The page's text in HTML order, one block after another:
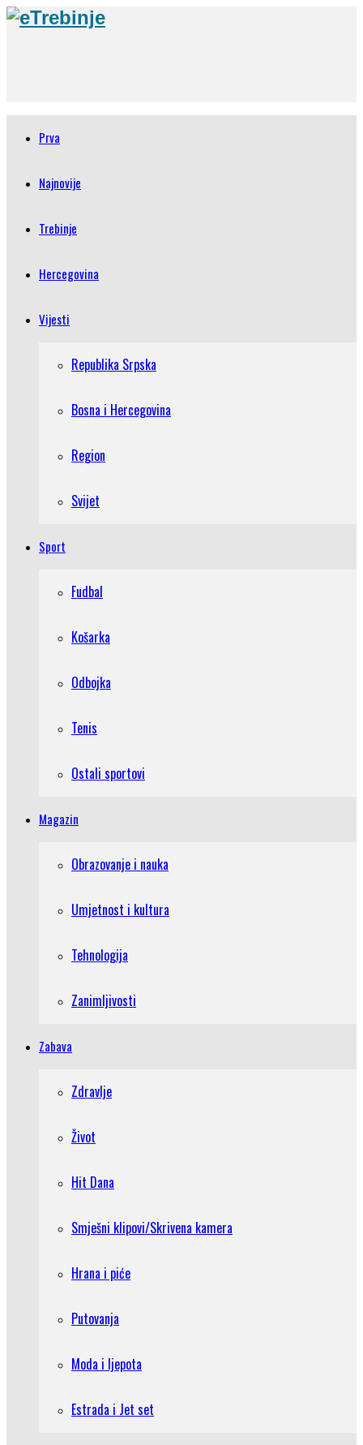
Prva
Najnovije
Trebinje
Hercegovina
Vijesti
Republika Srpska
Bosna i Hercegovina
Region
Svijet
Sport
Fudbal
Košarka
Odbojka
Tenis
Ostali sportovi
Magazin
Obrazovanje i nauka
Umjetnost i kultura
Tehnologija
Zanimljivosti
Zabava
Zdravlje
Život
Hit Dana
Smješni klipovi/Skrivena kamera
Hrana i piće
Putovanja
Moda i ljepota
Estrada i Jet set